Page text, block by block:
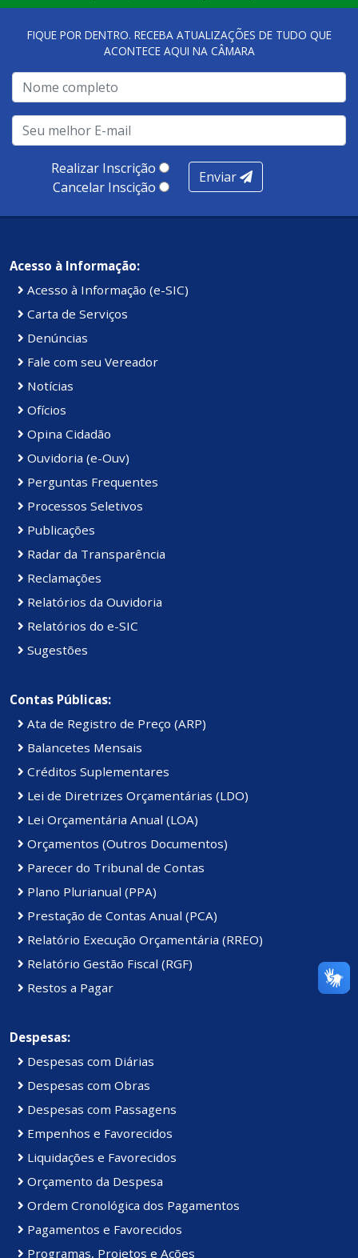
FIQUE POR DENTRO. RECEBA ATUALIZAÇÕES DE TUDO QUE
ACONTECE AQUI NA CÂMARA
Realizar Inscrição
Cancelar Inscição
Enviar
Acesso à Informação:
Acesso à Informação (e-SIC)
Carta de Serviços
Denúncias
Fale com seu Vereador
Notícias
Ofícios
Opina Cidadão
Ouvidoria (e-Ouv)
Perguntas Frequentes
Processos Seletivos
Publicações
Radar da Transparência
Reclamações
Relatórios da Ouvidoria
Relatórios do e-SIC
Sugestões
Contas Públicas:
Ata de Registro de Preço (ARP)
Balancetes Mensais
Créditos Suplementares
Lei de Diretrizes Orçamentárias (LDO)
Lei Orçamentária Anual (LOA)
Orçamentos (Outros Documentos)
Parecer do Tribunal de Contas
Plano Plurianual (PPA)
Prestação de Contas Anual (PCA)
Relatório Execução Orçamentária (RREO)
Relatório Gestão Fiscal (RGF)
Restos a Pagar
Despesas:
Despesas com Diárias
Despesas com Obras
Despesas com Passagens
Empenhos e Favorecidos
Liquidações e Favorecidos
Orçamento da Despesa
Ordem Cronológica dos Pagamentos
Pagamentos e Favorecidos
Programas, Projetos e Ações